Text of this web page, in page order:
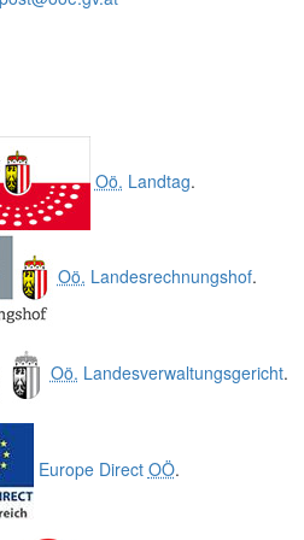
Oö. Landtag.
Oö. Landesrechnungshof.
Oö. Landesverwaltungsgericht.
Europe Direct OÖ.